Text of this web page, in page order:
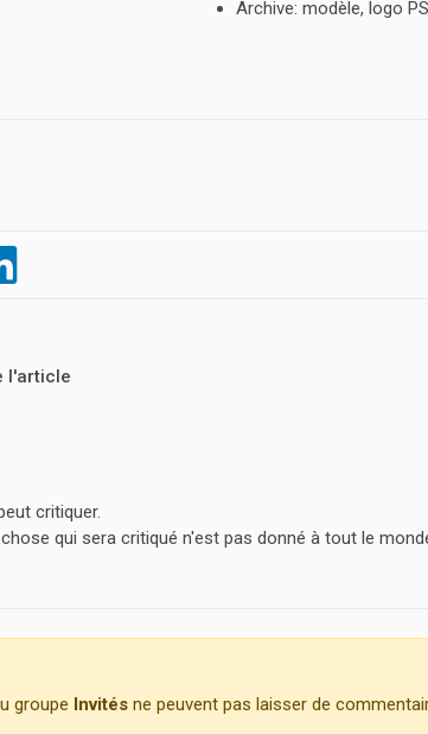
Archive: modèle, logo
l'article
critiquer.
qui sera critiqué n'est pas donné à tout le
groupe Invités ne peuvent pas laisser de